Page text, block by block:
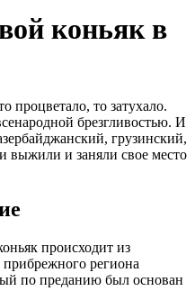
коньяк в
процветало, то затухало.
брезгливостью. И
грузинский,
выжили и заняли свое место
происходит из
региона
по преданию был основан